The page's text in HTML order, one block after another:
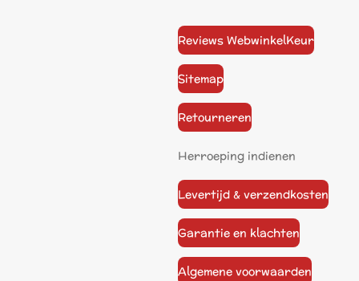
Reviews WebwinkelKeur
Sitemap
Retourneren
Herroeping indienen
Levertijd & verzendkosten
Garantie en klachten
Algemene voorwaarden